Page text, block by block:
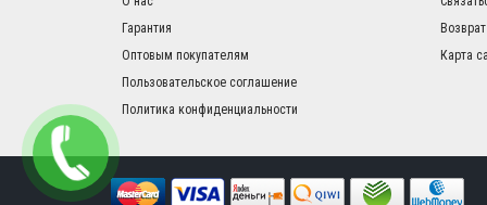
Гарантия
Оптовым покупателям
Пользовательское соглашение
Политика конфиденциальности
Карта